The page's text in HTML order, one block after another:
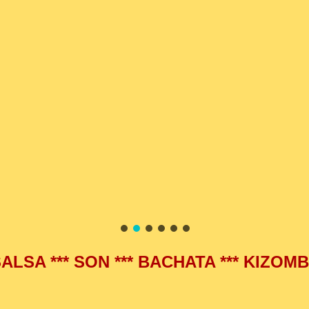
*** SON *** BACHATA ***